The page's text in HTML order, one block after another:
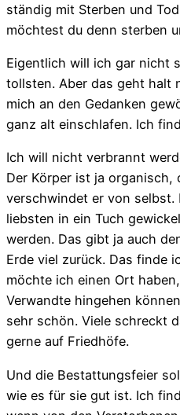
ständig mit Sterben und
möchtest du denn sterben
Eigentlich will ich gar nicht
tollsten. Aber das geht halt
mich an den Gedanken
ganz alt einschlafen. Ich
Ich will nicht verbrannt
Der Körper ist ja organisch,
verschwindet er von selbst.
liebsten in ein Tuch
werden. Das gibt ja auch
Erde viel zurück. Das finde
möchte ich einen Ort
Verwandte hingehen
sehr schön. Viele schreckt
gerne auf Friedhöfe.
Und die Bestattungsfeier
wie es für sie gut ist. Ich